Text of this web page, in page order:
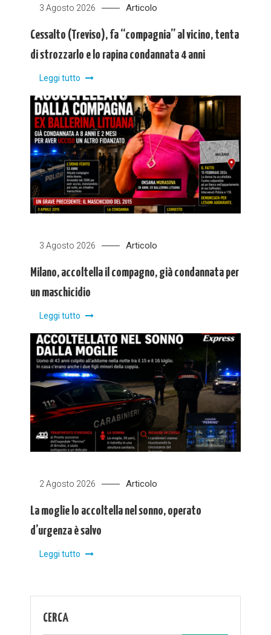
3 Agosto 2026 Articolo
Cessalto (Treviso), fa “compagnia” al vicino, tenta
di strozzarlo e lo rapina condannata 4 anni
Leggi tutto
3 Agosto 2026 Articolo
Milano, accoltella il compagno, già condannata per
un maschicidio
Leggi tutto
2 Agosto 2026 Articolo
La moglie lo accoltella nel sonno, operato
d’urgenza è salvo
Leggi tutto
CERCA